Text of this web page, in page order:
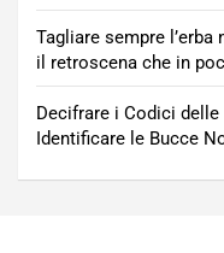
Tagliare sempre
il retroscena che in
Decifrare i Codici
Identificare le Bucce